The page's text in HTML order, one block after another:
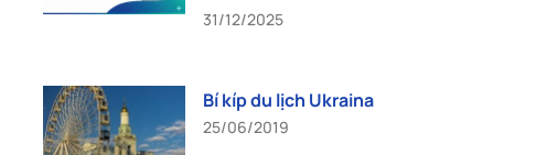
31/12/2025
Bí kíp du lịch Ukraina
25/06/2019